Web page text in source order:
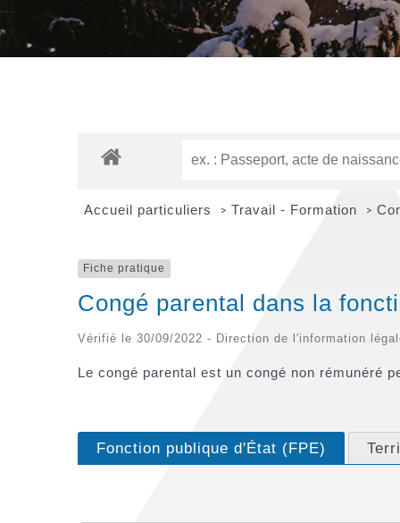
Accueil particuliers > Travail - Formation >
Fiche pratique
Congé parental dans la
Vérifié le 30/09/2022 - Direction de l'information
Le congé parental est un congé non rémunéré
Fonction publique d'État (FPE)